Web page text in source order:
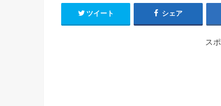
ツイート シェア
ス